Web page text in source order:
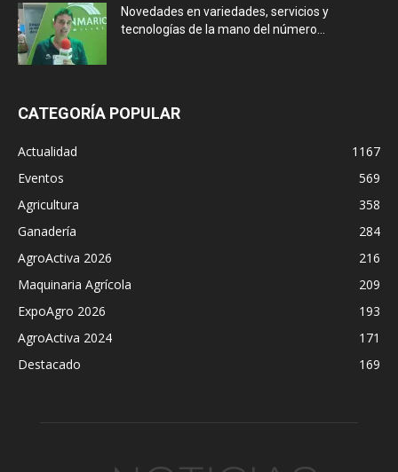
Novedades en variedades, servicios y
tecnologías de la mano del número...
CATEGORÍA POPULAR
Actualidad
1167
Eventos
569
Agricultura
358
Ganadería
284
AgroActiva 2026
216
Maquinaria Agrícola
209
ExpoAgro 2026
193
AgroActiva 2024
171
Destacado
169